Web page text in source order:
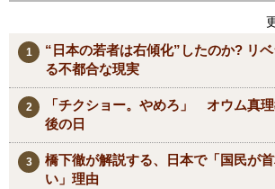
“日本の若者は右傾化”したのか? リ
る不都合な現実
「チクショー。やめろ」 オウム真
後の日
橋下徹が解説する、日本で「国民が
い」理由